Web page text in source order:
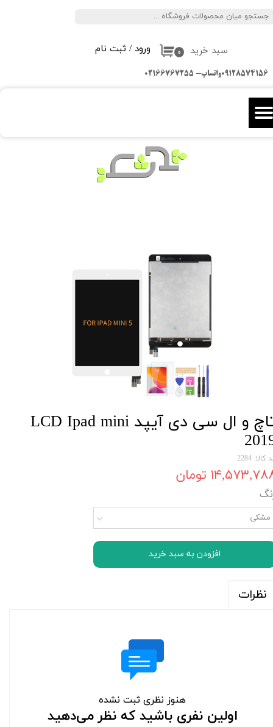
ورود / ثبت نام
تغییر گذر واژه
سفارشات
خروج از حساب کاربری
۰ سبد خرید
تاچ و ال سی دی آیپد LCD Ipad mini
کالا: 2284
تومان
مشکی
افزودن به سبد خرید
نظرات
هنوز نظری ثبت نشده
اولین نفری باشید که نظر می‌دهید